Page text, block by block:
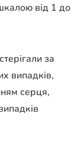
від 1 до
за
випадків,
серця,